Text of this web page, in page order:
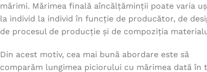
mărimi. Mărimea finală aîncălțăminții poate varia
la individ la individ în funcție de producător, de
de procesul de producție și de compoziția
Din acest motiv, cea mai bună abordare este să
comparăm lungimea piciorului cu mărimea dată în